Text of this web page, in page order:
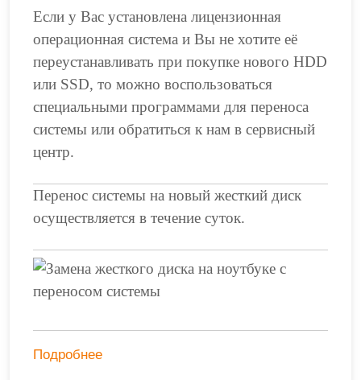
Если у Вас установлена лицензионная
операционная система и Вы не хотите её
переустанавливать при покупке нового HDD
или SSD, то можно воспользоваться
специальными программами для переноса
системы или обратиться к нам в сервисный
центр.
Перенос системы на новый жесткий диск
осуществляется в течение суток.
Подробнее